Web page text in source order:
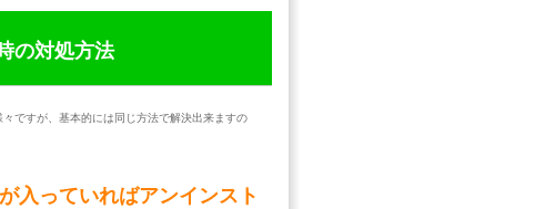
の対処方法
々ですが、基本的には同じ方法で解決出来ますの
入っていればアンインスト